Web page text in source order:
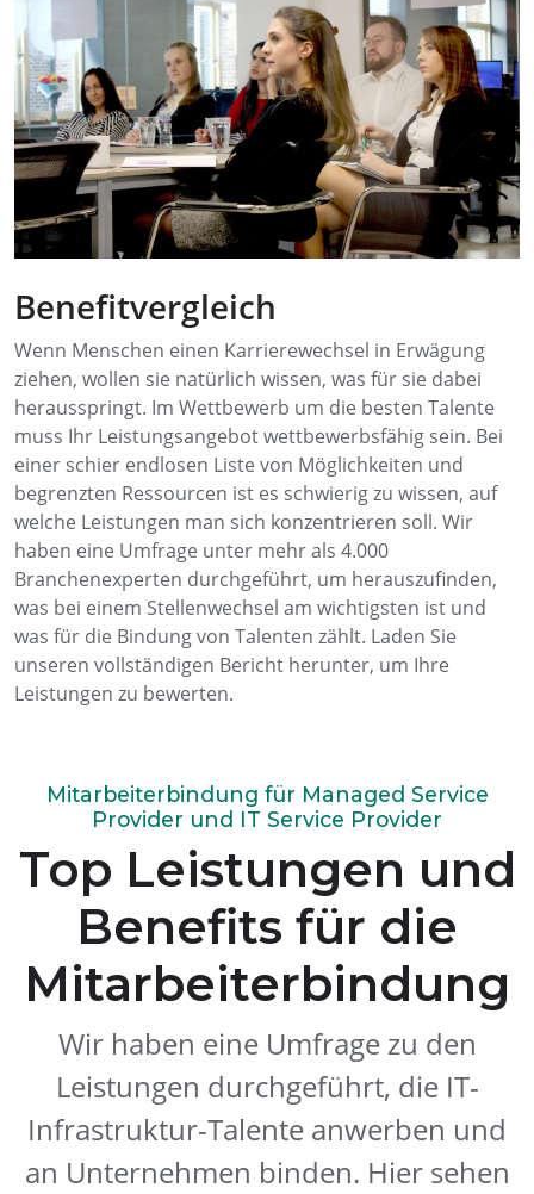
Benefitvergleich
Wenn Menschen einen Karrierewechsel in Erwägung
ziehen, wollen sie natürlich wissen, was für sie dabei
herausspringt. Im Wettbewerb um die besten Talente
muss Ihr Leistungsangebot wettbewerbsfähig sein. Bei
einer schier endlosen Liste von Möglichkeiten und
begrenzten Ressourcen ist es schwierig zu wissen, auf
welche Leistungen man sich konzentrieren soll. Wir
haben eine Umfrage unter mehr als 4.000
Branchenexperten durchgeführt, um herauszufinden,
was bei einem Stellenwechsel am wichtigsten ist und
was für die Bindung von Talenten zählt. Laden Sie
unseren vollständigen Bericht herunter, um Ihre
Leistungen zu bewerten.
Mitarbeiterbindung für Managed Service
Provider und IT Service Provider
Top Leistungen und
Benefits für die
Mitarbeiterbindung
Wir haben eine Umfrage zu den
Leistungen durchgeführt, die IT-
Infrastruktur-Talente anwerben und
an Unternehmen binden. Hier sehen